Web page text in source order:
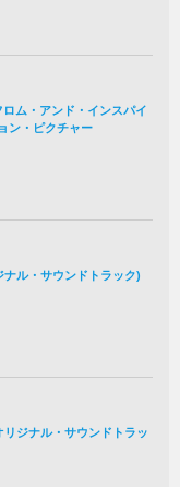
ム・アンド・インスパイ
ン・ピクチャー
ル・サウンドトラック)
リジナル・サウンドトラッ